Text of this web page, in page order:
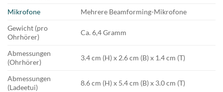
Mikrofone
Mehrere Beamforming-Mikrofone
Gewicht (pro
Ohrhörer)
Ca. 6,4 Gramm
Abmessungen
(Ohrhörer)
3.4 cm (H) x 2.6 cm (B) x 1.4 cm (T)
Abmessungen
(Ladeetui)
8.6 cm (H) x 5.4 cm (B) x 3.0 cm (T)